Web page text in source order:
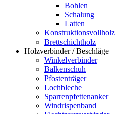
Bohlen
Schalung
Latten
Konstruktionsvollholz
Brettschichtholz
Holzverbinder / Beschläge
Winkelverbinder
Balkenschuh
Pfostenträger
Lochbleche
Sparrenpfettenanker
Windrispenband